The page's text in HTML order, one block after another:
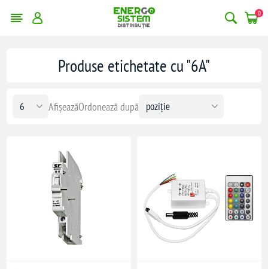
0
Produse etichetate cu "6A"
Ordonează după
Afișează